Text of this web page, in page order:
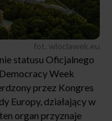
fot. wloclawek.eu
statusu Oficjalnego
Week
przez Kongres
Europy, działający w
organ przyznaje